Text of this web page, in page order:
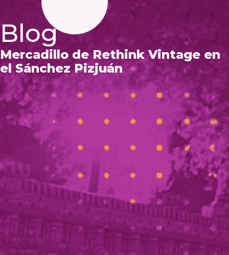
Blog
Mercadillo de Rethink Vintage en
el Sánchez Pizjuán